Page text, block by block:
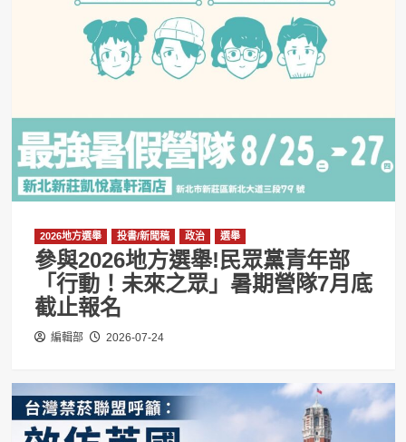
2026地方選舉 投書/新聞稿 政治 選舉
參與2026地方選舉!民眾黨青年部
「行動！未來之眾」暑期營隊7月底
截止報名
編輯部 2026-07-24